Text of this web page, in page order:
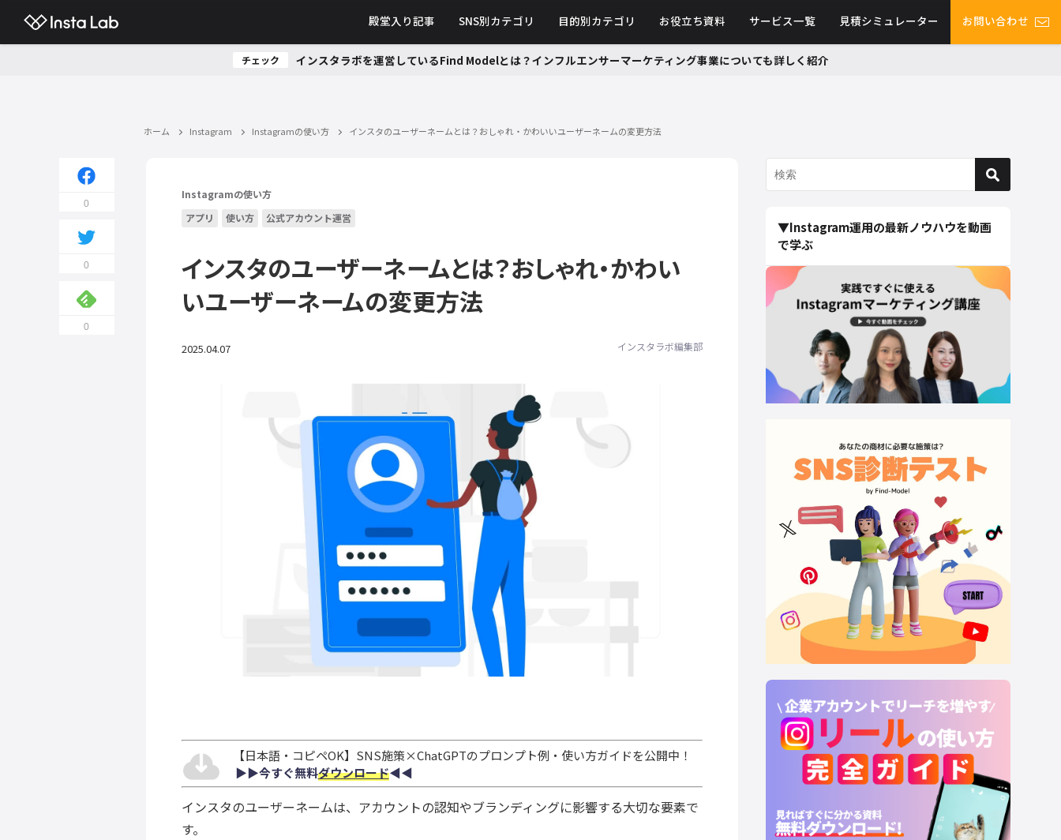
殿堂入り記事 SNS別カテゴリ 目的別カテゴリ お役立ち資料 サービス一覧 見積シミュレーター お問い合わせ
チェック インスタラボを運営しているFind Modelとは？インフルエンサーマーケティング事業についても詳しく紹介
ホーム Instagram Instagramの使い方 インスタのユーザーネームとは？おしゃれ・かわいいユーザーネームの変更方法
0
0
0
Instagramの使い方
アプリ
使い方 公式アカウント運営
インスタのユーザーネームとは？おしゃれ・かわい
いユーザーネームの変更方法
2025.04.07 インスタラボ編集部
【日本語・コピペOK】SNS施策×ChatGPTのプロンプト例・使い方ガイドを公開中！
▶︎▶︎今すぐ無料ダウンロード◀︎◀︎
インスタのユーザーネームは、アカウントの認知やブランディングに影響する大切な要素で
す。
▼Instagram運用の最新ノウハウを動画
で学ぶ